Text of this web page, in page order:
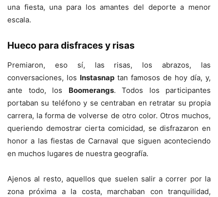
una fiesta, una para los amantes del deporte a menor
escala.
Hueco para disfraces y risas
Premiaron, eso sí, las risas, los abrazos, las
conversaciones, los Instasnap tan famosos de hoy día, y,
ante todo, los Boomerangs. Todos los participantes
portaban su teléfono y se centraban en retratar su propia
carrera, la forma de volverse de otro color. Otros muchos,
queriendo demostrar cierta comicidad, se disfrazaron en
honor a las fiestas de Carnaval que siguen aconteciendo
en muchos lugares de nuestra geografía.
Ajenos al resto, aquellos que suelen salir a correr por la
zona próxima a la costa, marchaban con tranquilidad,